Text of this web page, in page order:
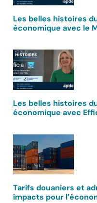
Les belles histoires
économique avec le
Les belles histoires
économique avec
Tarifs douaniers et
impacts pour